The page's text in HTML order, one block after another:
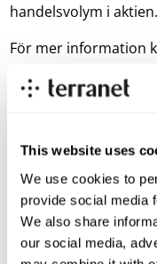
This website uses
We use cookies to
provide social media
We also share
our social media,
handelsvolym i aktien.
För mer information
Pär-Olof Johannesson,
+46 72 709 56 01
Om TerraNet: